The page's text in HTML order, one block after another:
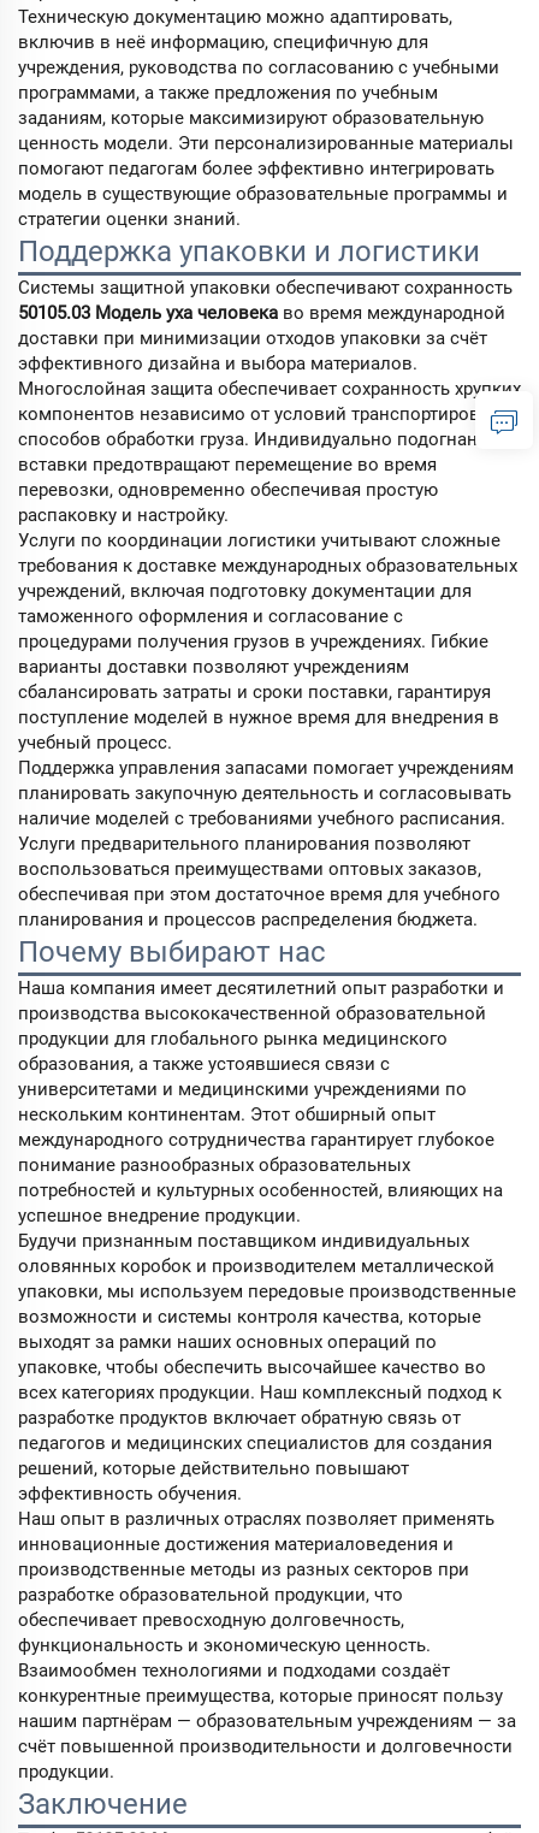
Техническую документацию можно адаптировать,
включив в неё информацию, специфичную для
учреждения, руководства по согласованию с учебными
программами, а также предложения по учебным
заданиям, которые максимизируют образовательную
ценность модели. Эти персонализированные материалы
помогают педагогам более эффективно интегрировать
модель в существующие образовательные программы и
стратегии оценки знаний.
Поддержка упаковки и логистики
Системы защитной упаковки обеспечивают сохранность
50105.03 Модель уха человека во время международной
доставки при минимизации отходов упаковки за счёт
эффективного дизайна и выбора материалов.
Многослойная защита обеспечивает сохранность хрупких
компонентов независимо от условий транспортировки и
способов обработки груза. Индивидуально подогнанные
вставки предотвращают перемещение во время
перевозки, одновременно обеспечивая простую
распаковку и настройку.
Услуги по координации логистики учитывают сложные
требования к доставке международных образовательных
учреждений, включая подготовку документации для
таможенного оформления и согласование с
процедурами получения грузов в учреждениях. Гибкие
варианты доставки позволяют учреждениям
сбалансировать затраты и сроки поставки, гарантируя
поступление моделей в нужное время для внедрения в
учебный процесс.
Поддержка управления запасами помогает учреждениям
планировать закупочную деятельность и согласовывать
наличие моделей с требованиями учебного расписания.
Услуги предварительного планирования позволяют
воспользоваться преимуществами оптовых заказов,
обеспечивая при этом достаточное время для учебного
планирования и процессов распределения бюджета.
Почему выбирают нас
Наша компания имеет десятилетний опыт разработки и
производства высококачественной образовательной
продукции для глобального рынка медицинского
образования, а также устоявшиеся связи с
университетами и медицинскими учреждениями по
нескольким континентам. Этот обширный опыт
международного сотрудничества гарантирует глубокое
понимание разнообразных образовательных
потребностей и культурных особенностей, влияющих на
успешное внедрение продукции.
Будучи признанным поставщиком индивидуальных
оловянных коробок и производителем металлической
упаковки, мы используем передовые производственные
возможности и системы контроля качества, которые
выходят за рамки наших основных операций по
упаковке, чтобы обеспечить высочайшее качество во
всех категориях продукции. Наш комплексный подход к
разработке продуктов включает обратную связь от
педагогов и медицинских специалистов для создания
решений, которые действительно повышают
эффективность обучения.
Наш опыт в различных отраслях позволяет применять
инновационные достижения материаловедения и
производственные методы из разных секторов при
разработке образовательной продукции, что
обеспечивает превосходную долговечность,
функциональность и экономическую ценность.
Взаимообмен технологиями и подходами создаёт
конкурентные преимущества, которые приносят пользу
нашим партнёрам — образовательным учреждениям — за
счёт повышенной производительности и долговечности
продукции.
Заключение